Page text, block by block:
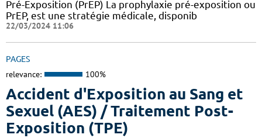
Pré-Exposition (PrEP) La prophylaxie pré-exposition ou
PrEP, est une stratégie médicale, disponib
22/03/2024 11:06
PAGES
relevance: 100%
Accident d'Exposition au Sang et
Sexuel (AES) / Traitement Post-
Exposition (TPE)